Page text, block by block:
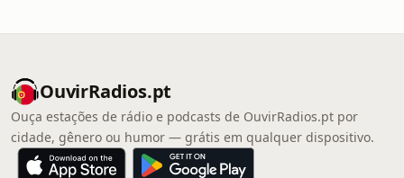
OuvirRadios.pt
Ouça estações de rádio e podcasts de OuvirRadios.pt por
cidade, gênero ou humor — grátis em qualquer dispositivo.